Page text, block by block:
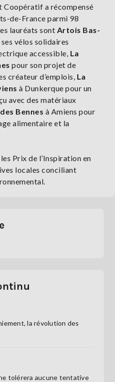
Coopératif a récompensé
de-France parmi 98
lauréats sont Artois Bas-
vélos solidaires
accessible, La
pour son projet de
créateur d’emplois, La
à Dunkerque pour un
avec des matériaux
Bennes à Amiens pour
alimentaire et la
Prix de l’Inspiration en
locales conciliant
la révolution des
tolérera aucune tentative